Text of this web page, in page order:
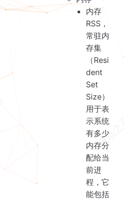
内存
RSS，
常驻内
存集
（Resi
dent
Set
Size）
用于表
示系统
有多少
内存分
配给当
前进
程，它
能包括